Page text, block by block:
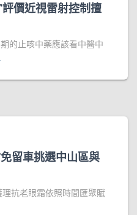
價近視雷射控制擅
的止咳中藥應該看中醫中
留車挑選中山區與
抗老眼霜依照時間匯聚賦